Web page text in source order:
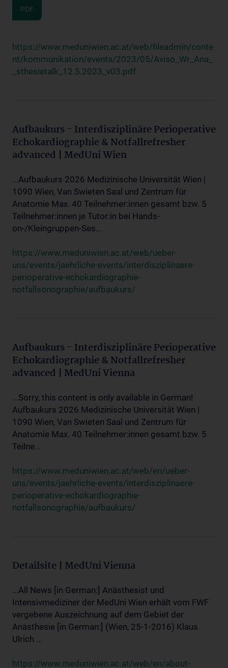
PDF
https://www.meduniwien.ac.at/web/fileadmin/conte
nt/kommunikation/events/2023/05/Aviso_Wr_Ana_
_sthesietalk_12.5.2023_v03.pdf
Aufbaukurs - Interdisziplinäre Perioperative
Echokardiographie & Notfallrefresher
advanced | MedUni Wien
...Aufbaukurs 2026 Medizinische Universität Wien |
1090 Wien, Van Swieten Saal und Zentrum für
Anatomie Max. 40 Teilnehmer:innen gesamt bzw. 5
Teilnehmer:innen je Tutor:in bei Hands-
on-/Kleingruppen-Ses...
https://www.meduniwien.ac.at/web/ueber-
uns/events/jaehrliche-events/interdisziplinaere-
perioperative-echokardiographie-
notfallsonographie/aufbaukurs/
Aufbaukurs - Interdisziplinäre Perioperative
Echokardiographie & Notfallrefresher
advanced | MedUni Vienna
...Sorry, this content is only available in German!
Aufbaukurs 2026 Medizinische Universität Wien |
1090 Wien, Van Swieten Saal und Zentrum für
Anatomie Max. 40 Teilnehmer:innen gesamt bzw. 5
Teilne...
https://www.meduniwien.ac.at/web/en/ueber-
uns/events/jaehrliche-events/interdisziplinaere-
perioperative-echokardiographie-
notfallsonographie/aufbaukurs/
Detailsite | MedUni Vienna
...All News [in German:] Anästhesist und
Intensivmediziner der MedUni Wien erhält vom FWF
vergebene Auszeichnung auf dem Gebiet der
Anästhesie [in German:] (Wien, 25-1-2016) Klaus
Ulrich ...
https://www.meduniwien.ac.at/web/en/about-